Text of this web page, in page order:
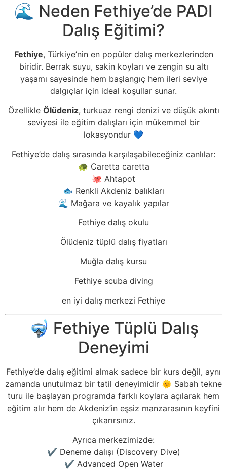
🌊 Neden Fethiye’de PADI
Dalış Eğitimi?
Fethiye, Türkiye’nin en popüler dalış merkezlerinden
biridir. Berrak suyu, sakin koyları ve zengin su altı
yaşamı sayesinde hem başlangıç hem ileri seviye
dalgıçlar için ideal koşullar sunar.
Özellikle Ölüdeniz, turkuaz rengi denizi ve düşük akıntı
seviyesi ile eğitim dalışları için mükemmel bir
lokasyondur 💙
Fethiye’de dalış sırasında karşılaşabileceğiniz canlılar:
🐢 Caretta caretta
🐙 Ahtapot
🐟 Renkli Akdeniz balıkları
🌊 Mağara ve kayalık yapılar
Fethiye dalış okulu
Ölüdeniz tüplü dalış fiyatları
Muğla dalış kursu
Fethiye scuba diving
en iyi dalış merkezi Fethiye
🤿 Fethiye Tüplü Dalış
Deneyimi
Fethiye’de dalış eğitimi almak sadece bir kurs değil, aynı
zamanda unutulmaz bir tatil deneyimidir 🌞 Sabah tekne
turu ile başlayan programda farklı koylara açılarak hem
eğitim alır hem de Akdeniz’in eşsiz manzarasının keyfini
çıkarırsınız.
Ayrıca merkezimizde:
✔️ Deneme dalışı (Discovery Dive)
✔️ Advanced Open Water